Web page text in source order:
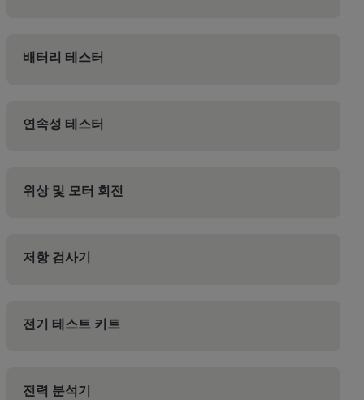
배터리 테스터
연속성 테스터
위상 및 모터 회전
저항 검사기
전기 테스트 키트
전력 분석기